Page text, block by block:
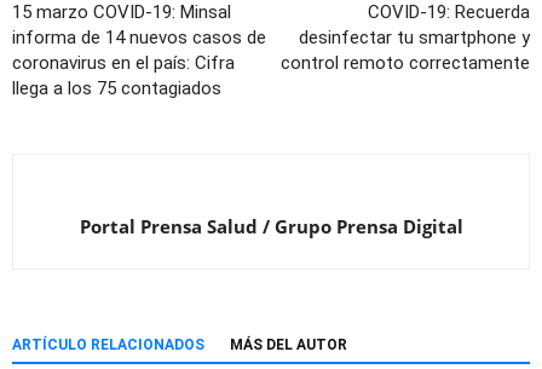
15 marzo COVID-19: Minsal
informa de 14 nuevos casos de
coronavirus en el país: Cifra
llega a los 75 contagiados
COVID-19: Recuerda
desinfectar tu smartphone y
control remoto correctamente
Portal Prensa Salud / Grupo Prensa Digital
ARTÍCULO RELACIONADOS MÁS DEL AUTOR